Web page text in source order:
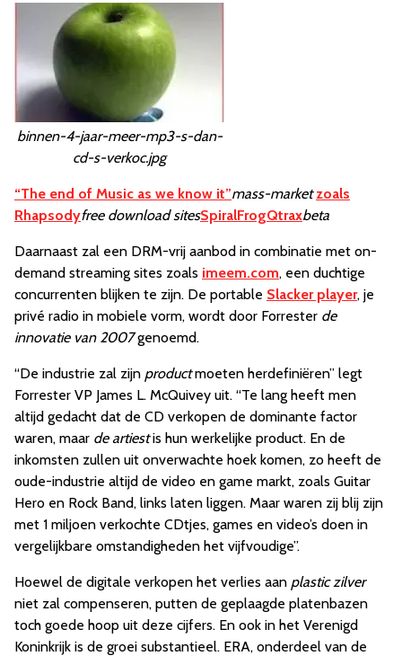
binnen-4-jaar-meer-mp3-s-dan-
cd-s-verkoc.jpg
“The end of Music as we know it”mass-marketzoals
Rhapsodyfree download sitesSpiralFrogQtraxbeta
Daarnaast zal een DRM-vrij aanbod in combinatie met on-
demand streaming sites zoals imeem.com, een duchtige
concurrenten blijken te zijn. De portable Slacker player, je
privé radio in mobiele vorm, wordt door Forrester de
innovatie van 2007genoemd.
“De industrie zal zijn productmoeten herdefiniëren” legt
Forrester VP James L. McQuivey uit. “Te lang heeft men
altijd gedacht dat de CD verkopen de dominante factor
waren, maar de artiestis hun werkelijke product. En de
inkomsten zullen uit onverwachte hoek komen, zo heeft de
oude-industrie altijd de video en game markt, zoals Guitar
Hero en Rock Band, links laten liggen. Maar waren zij blij zijn
met 1 miljoen verkochte CDtjes, games en video’s doen in
vergelijkbare omstandigheden het vijfvoudige”.
Hoewel de digitale verkopen het verlies aan plastic zilver
niet zal compenseren, putten de geplaagde platenbazen
toch goede hoop uit deze cijfers. En ook in het Verenigd
Koninkrijk is de groei substantieel. ERA, onderdeel van de